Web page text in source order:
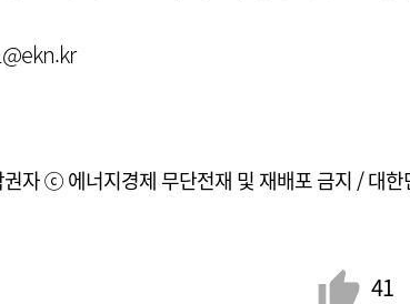
자 ⓒ 에너지경제 무단전재 및 재배포 금지 / 대
41